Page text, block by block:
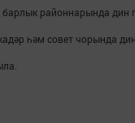
барлык районнарында
һәм совет чорында